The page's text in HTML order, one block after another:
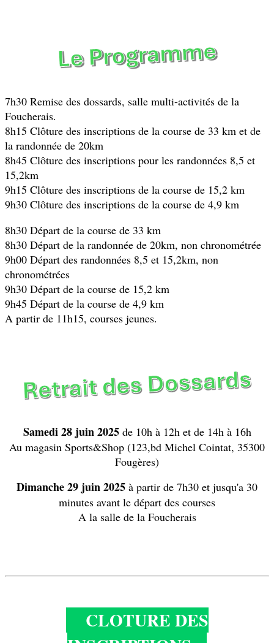
7h30 Remise des dossards, salle multi-activités de la
Foucherais.
8h15 Clôture des inscriptions de la course de 33 km et de
la randonnée de 20km
8h45 Clôture des inscriptions pour les randonnées 8,5 et
15,2km
9h15 Clôture des inscriptions de la course de 15,2 km
9h30 Clôture des inscriptions de la course de 4,9 km
8h30 Départ de la course de 33 km
8h30 Départ de la randonnée de 20km, non chronométrée
9h00 Départ des randonnées 8,5 et 15,2km, non
chronométrées
9h30 Départ de la course de 15,2 km
9h45 Départ de la course de 4,9 km
A partir de 11h15, courses jeunes.
Samedi 28 juin 2025de 10h à 12h et de 14h à 16h
Au magasin Sports&Shop (123,bd Michel Cointat, 35300
Fougères)
Dimanche 29 juin 2025 à partir de 7h30 et jusqu'a 30
minutes avant le départ des courses
A la salle de la Foucherais
CLOTURE DES